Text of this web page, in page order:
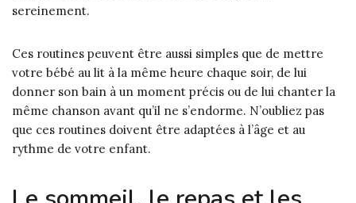
sereinement.
Ces routines peuvent être aussi simples que de mettre
votre bébé au lit à la même heure chaque soir, de lui
donner son bain à un moment précis ou de lui chanter la
même chanson avant qu’il ne s’endorme. N’oubliez pas
que ces routines doivent être adaptées à l’âge et au
rythme de votre enfant.